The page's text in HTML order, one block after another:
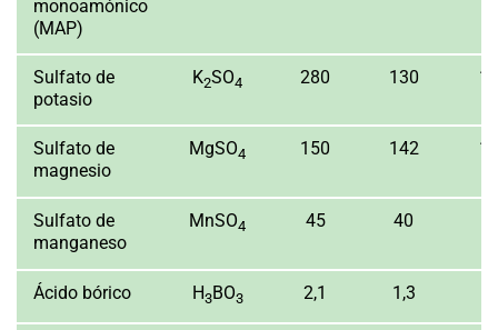
monoamónico
(MAP)
Sulfato de
potasio
K2SO4 280 130
Sulfato de
magnesio
MgSO4 150 142
Sulfato de
manganeso
MnSO4 45 40
Ácido bórico H3BO3 2,1 1,3